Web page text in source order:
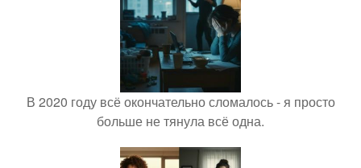
В 2020 году всё окончательно сломалось - я просто
больше не тянула всё одна.